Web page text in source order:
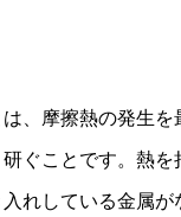
、摩擦熱の発生を
ぐことです。熱を
れしている金属